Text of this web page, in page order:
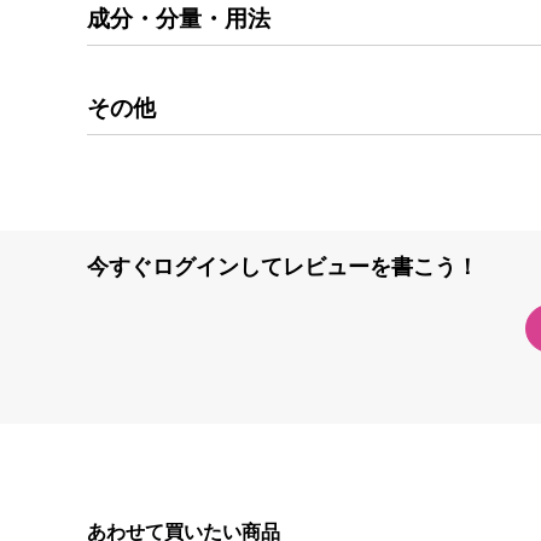
成分・分量・用法
その他
今すぐログインしてレビューを書こう！
あわせて買いたい商品